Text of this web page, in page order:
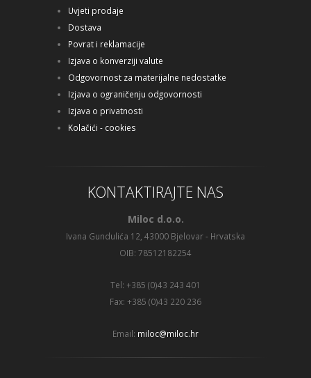
Uvjeti prodaje
Dostava
Povrat i reklamacije
Izjava o konverziji valute
Odgovornost za materijalne nedostatke
Izjava o ograničenju odgovornosti
Izjava o privatnosti
Kolačići - cookies
KONTAKTIRAJTE NAS
Miloc d.o.o.
Ivana Gundulića 12, 43000 Bjelovar - Hrvatska
OIB: 78512182254
Tel: +385 (0)43 243 401
Fax: +385 (0)43 220 236
Email: miloc@miloc.hr